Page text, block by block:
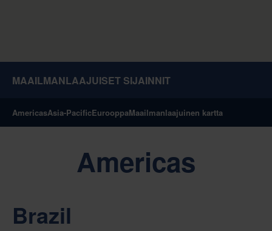
MAAILMANLAAJUISET SIJAINNIT
AmericasAsia-PacificEurooppaMaailmanlaajuinen kartta
Americas
Brazil